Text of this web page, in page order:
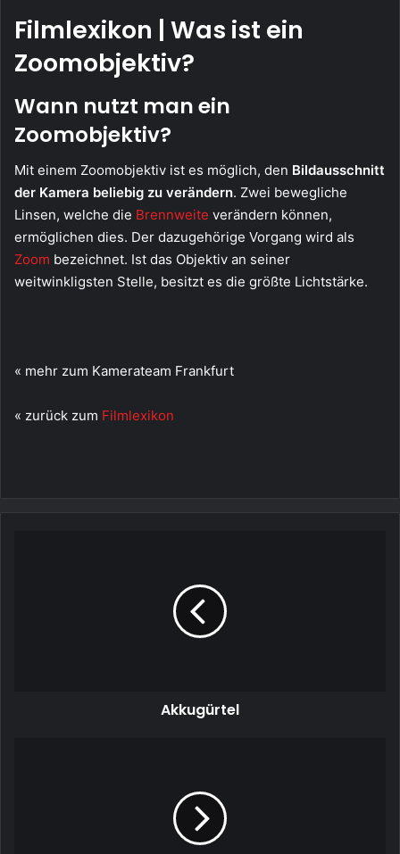
Filmlexikon | Was ist ein
Zoomobjektiv?
Wann nutzt man ein
Zoomobjektiv?
Mit einem Zoomobjektiv ist es möglich, den Bildausschnitt
der Kamera beliebig zu verändern. Zwei bewegliche
Linsen, welche die Brennweite verändern können,
ermöglichen dies. Der dazugehörige Vorgang wird als
Zoom bezeichnet. Ist das Objektiv an seiner
weitwinkligsten Stelle, besitzt es die größte Lichtstärke.
« mehr zum Kamerateam Frankfurt
« zurück zum Filmlexikon
Akkugürtel